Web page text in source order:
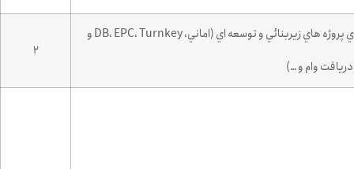
• آشنائي با انواع قرارداد هاي اجراي پروژه ها و نحوه انتخاب آنها براي پروژه هاي زيربنائي و توسعه اي (اماني، DB، EPC، Turnkey و
وام و …)
2